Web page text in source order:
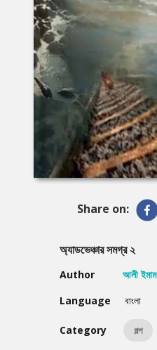
Share on:
অ্যাডভেঞ্চার সমগ্র ২
Author
আলী ইমাম
Language
বাংলা
Category গল্প